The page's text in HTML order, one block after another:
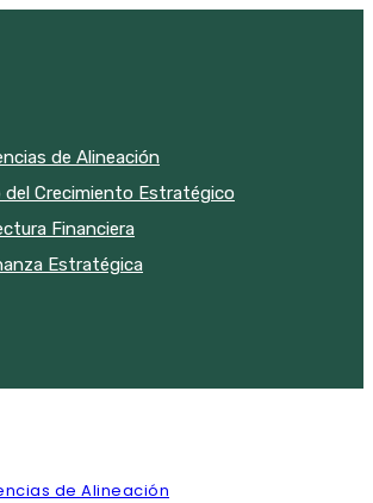
de Alineación
del Crecimiento Estratégico
Financiera
Estratégica
de Alineación